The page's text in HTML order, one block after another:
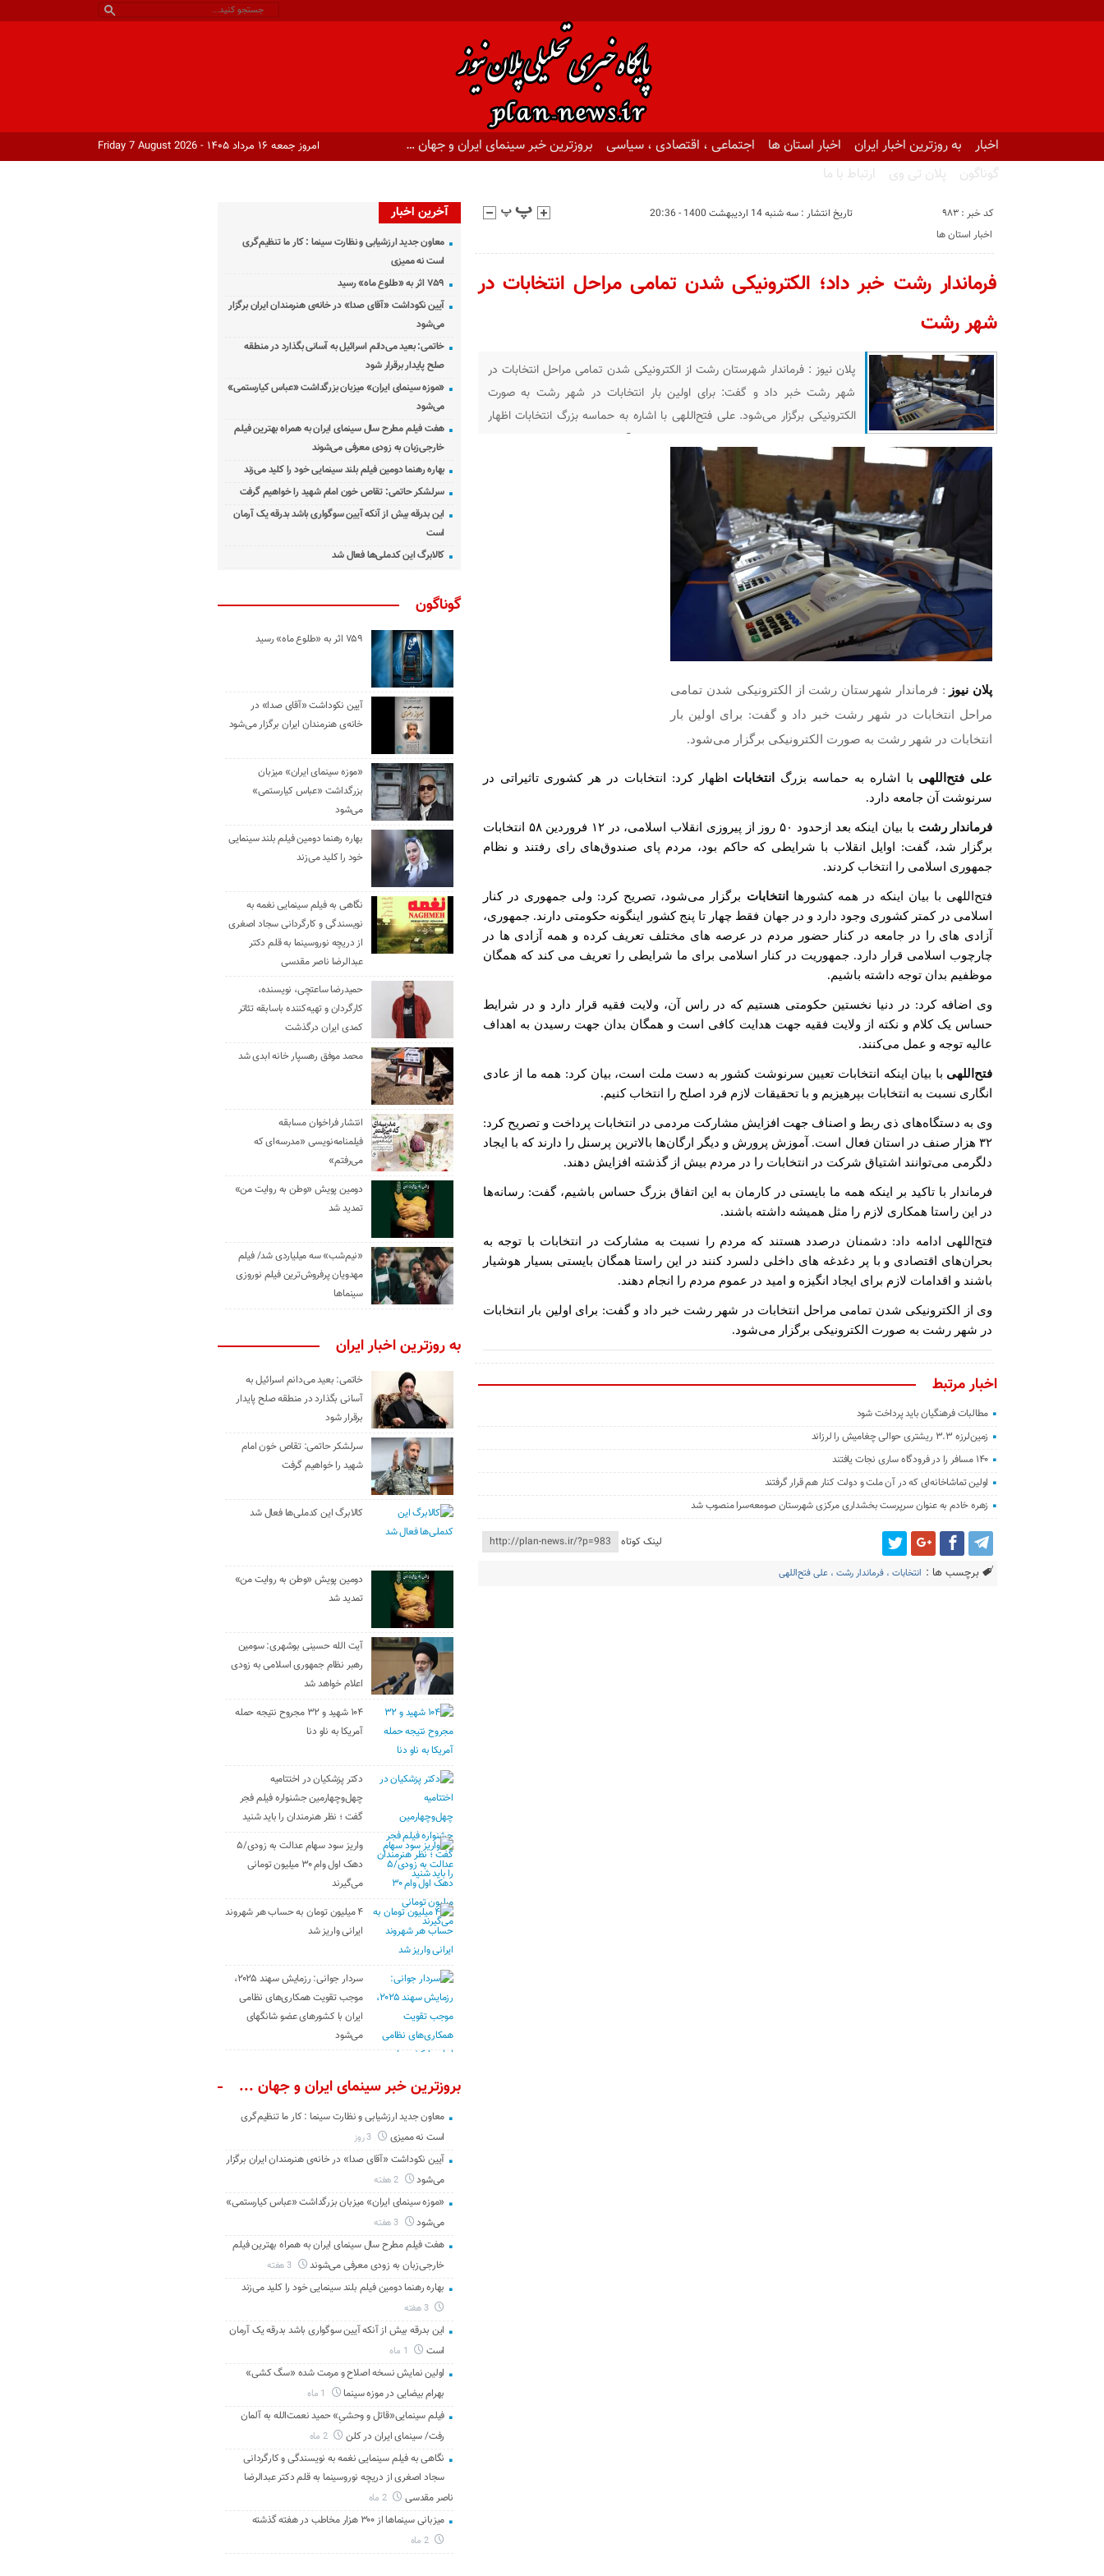
اخبار به روزترین اخبار ایران اخبار استان ها اجتماعی ، اقتصادی ، سیاسی
بروزترین خبر سینمای ایران و جهان …
گوناگون
پلان تی وی ارتباط با ما
امروز جمعه ۱۶ مرداد ۱۴۰۵ - Friday 7 August 2026
کد خبر : 983
تاریخ انتشار : سه شنبه 14 اردیبهشت 1400 - 20:36
اخبار استان ها
فرماندار رشت خبر داد؛ الکترونیکی شدن تمامی مراحل انتخابات در
شهر رشت
پلان نیوز : فرماندار شهرستان رشت از الکترونیکی شدن تمامی مراحل انتخابات در
شهر رشت خبر داد و گفت: برای اولین بار انتخابات در شهر رشت به صورت
الکترونیکی برگزار می‌شود. علی فتح‌اللهی با اشاره به حماسه بزرگ انتخابات اظهار
کرد: انتخابات در هر کشوری تاثیراتی در سرنوشت آن جامعه دارد. فرماندار رشت با
پلان نیوز : فرماندار شهرستان رشت از الکترونیکی شدن تمامی
مراحل انتخابات در شهر رشت خبر داد و گفت: برای اولین بار
انتخابات در شهر رشت به صورت الکترونیکی برگزار می‌شود.
علی فتح‌اللهی با اشاره به حماسه بزرگ انتخابات اظهار کرد: انتخابات در هر کشوری تاثیراتی در
سرنوشت آن جامعه دارد.
فرماندار رشت
با بیان اینکه بعد ازحدود ۵۰ روز از پیروزی انقلاب اسلامی، در ۱۲ فروردین ۵۸ انتخابات
برگزار شد، گفت: اوایل انقلاب با شرایطی که حاکم بود، مردم پای صندوق‌های رای رفتند و نظام
جمهوری اسلامی را انتخاب کردند.
فتح‌اللهی با بیان اینکه در همه کشورها انتخابات برگزار می‌شود، تصریح کرد: ولی جمهوری در کنار
اسلامی در کمتر کشوری وجود دارد و در جهان فقط چهار تا پنج کشور اینگونه حکومتی دارند. جمهوری،
آزادی های را در جامعه در کنار حضور مردم در عرصه های مختلف تعریف کرده و همه آزادی ها در
چارچوب اسلامی قرار دارد. جمهوریت در کنار اسلامی برای ما شرایطی را تعریف می کند که همگان
موظفیم بدان توجه داشته باشیم.
وی اضافه کرد: در دنیا نخستین حکومتی هستیم که در راس آن، ولایت فقیه قرار دارد و در شرایط
حساس یک کلام و نکته از ولایت فقیه ‌جهت هدایت کافی است و همگان بدان ‌جهت رسیدن به اهداف
عالیه توجه و عمل می‌کنند.
فتح‌اللهی با بیان اینکه انتخابات تعیین سرنوشت کشور به دست ملت است، بیان کرد: همه ما از عادی
انگاری نسبت به انتخابات بپرهیزیم و با تحقیقات لازم فرد اصلح را انتخاب کنیم.
وی به دستگاه‌های ذی ربط و اصناف جهت افزایش مشارکت مردمی در انتخابات پرداخت و تصریح کرد:
۳۲ هزار صنف در استان فعال است. آموزش پرورش و دیگر ارگان‌ها بالاترین پرسنل را دارند که با ایجاد
دلگرمی می‌توانند اشتیاق شرکت در انتخابات را در مردم بیش از گذشته افزایش دهند.
فرماندار با تاکید بر اینکه همه ما بایستی در کارمان به این اتفاق بزرگ حساس باشیم، گفت: رسانه‌ها
در این راستا همکاری لازم را مثل همیشه داشته باشند.
فتح‌اللهی ادامه داد: دشمنان درصدد هستند که مردم را نسبت به مشارکت در انتخابات با توجه به
بحران‌های اقتصادی و با پر دغدغه های داخلی دلسرد کنند در این راستا همگان بایستی بسیار هوشیار
باشند و اقدامات لازم برای ایجاد انگیزه و امید در عموم مردم را انجام دهند.
وی از الکترونیکی شدن تمامی مراحل انتخابات در شهر رشت خبر داد و گفت: برای اولین بار انتخابات
در شهر رشت به صورت الکترونیکی برگزار می‌شود.
اخبار مرتبط
مطالبات فرهنگیان باید پرداخت شود
زمین‌لرزه ۳.۳ ریشتری حوالی چغامیش را لرزاند
۱۴۰ مسافر را در فرودگاه ساری نجات یافتند
اولین تماشاخانه‌ای که در آن ملت و دولت کنار هم قرار گرفتند
زهره خادم به عنوان سرپرست بخشداری مرکزی شهرستان صومعه‌سرا منصوب شد
لینک کوتاه
برچسب ها : انتخابات ، فرماندار رشت ، علی فتح‌اللهی
آخرین اخبار
معاون جدید ارزشیابی و نظارت سینما : کار ما تنظیم‌گری
است نه ممیزی
۷۵۹ اثر به «طلوع ماه» رسید
آیین نکوداشت «آقای صدا» در خانه‌ی هنرمندان ایران برگزار
می‌شود
خاتمی: بعید می‌دانم اسرائیل به آسانی بگذارد در منطقه
صلح پایدار برقرار شود
«موزه سینمای ایران» میزبان بزرگداشت «عباس کیارستمی»
می‌شود
هفت فیلم مطرح سال سینمای ایران به همراه بهترین فیلم
خارجی‌زبان به زودی معرفی می‌شوند
بهاره رهنما دومین فیلم بلند سینمایی خود را کلید می‌زند
سرلشکر حاتمی: تقاص خون امام شهید را خواهیم گرفت
این بدرقه بیش از آنکه آیین سوگواری باشد بدرقه یک آرمان
است
کالابرگ این کدملی‌ها فعال شد
گوناگون
۷۵۹ اثر به «طلوع ماه» رسید
آیین نکوداشت «آقای صدا» در
خانه‌ی هنرمندان ایران برگزار می‌شود
«موزه سینمای ایران» میزبان
بزرگداشت «عباس کیارستمی»
می‌شود
بهاره رهنما دومین فیلم بلند سینمایی
خود را کلید می‌زند
نگاهی به فیلم سینمایی نغمه به
نویسندگی و کارگردانی سجاد اصغری
از دریچه نوروسینما به قلم دکتر
عبدالرضا ناصر مقدسی
حمیدرضا ساعتچی، نویسنده،
کارگردان و تهیه‌کننده باسابقه تئاتر
کمدی ایران درگذشت
محمد موفق رهسپار خانه ابدی شد
انتشار فراخوان مسابقه
فیلمنامه‌نویسی «مدرسه‌ای که
می‌رفتم»
دومین پویش «وطن به روایت من»
تمدید شد
«نیم‌شب» سه میلیاردی شد/ فیلم
مهدویان پرفروش‌ترین فیلم نوروزی
سینماها
به روزترین اخبار ایران
خاتمی: بعید می‌دانم اسرائیل به
آسانی بگذارد در منطقه صلح پایدار
برقرار شود
سرلشکر حاتمی: تقاص خون امام
شهید را خواهیم گرفت
کالابرگ این کدملی‌ها فعال شد
دومین پویش «وطن به روایت من»
تمدید شد
آیت الله حسینی بوشهری: سومین
رهبر نظام جمهوری اسلامی به زودی
اعلام خواهد شد
۱۰۴ شهید و ۳۲ مجروح نتیجه حمله
آمریکا به ناو دنا
دکتر پزشکیان در اختتامیه
چهل‌وچهارمین جشنواره فیلم فجر
گفت ؛ نظر هنرمندان را باید شنید
واریز سود سهام عدالت به زودی/۵
دهک اول وام ۳۰ میلیون تومانی
می‌گیرند
۴ میلیون تومان به حساب هر شهروند
ایرانی واریز شد
سردار جوانی: رزمایش سهند ۲۰۲۵،
موجب تقویت همکاری‌های نظامی
ایران با کشور‌های عضو شانگهای
می‌شود
بروزترین خبر سینمای ایران و جهان ...
معاون جدید ارزشیابی و نظارت سینما : کار ما تنظیم‌گری
است نه ممیزی
آیین نکوداشت «آقای صدا» در خانه‌ی هنرمندان ایران برگزار
می‌شود
2 هفته
«موزه سینمای ایران» میزبان بزرگداشت «عباس کیارستمی»
می‌شود
3 هفته
هفت فیلم مطرح سال سینمای ایران به همراه بهترین فیلم
خارجی‌زبان به زودی معرفی می‌شوند
3 هفته
بهاره رهنما دومین فیلم بلند سینمایی خود را کلید می‌زند
3 هفته
این بدرقه بیش از آنکه آیین سوگواری باشد بدرقه یک آرمان
است
اولین نمایش نسخه اصلاح و مرمت شده «سگ کشی»
بهرام بیضایی در موزه سینما
فیلم سینمایی«قاتل و وحشیِ» حمید نعمت‌الله به آلمان
رفت/ سینمای ایران در کلن
2 ماه
نگاهی به فیلم سینمایی نغمه به نویسندگی و کارگردانی
سجاد اصغری از دریچه نوروسینما به قلم دکتر عبدالرضا
ناصر مقدسی
2 ماه
میزبانی سینماها از ۳۰۰ هزار مخاطب در هفته گذشته
2 ماه